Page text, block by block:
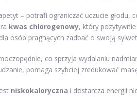
– potrafi ograniczać uczucie głodu,
kwas chlorogenowy, który
osób pragnących zadbać o swoją
co sprzyja wydalaniu
pomaga szybciej zredukować
niskokaloryczna i dostarcza energii